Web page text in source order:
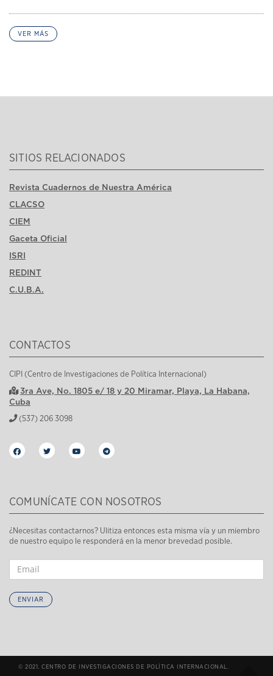
VER MÁS
SITIOS RELACIONADOS
Revista Cuadernos de Nuestra América
CLACSO
CIEM
Gaceta Oficial
ISRI
REDINT
C.U.B.A.
CONTACTOS
CIPI (Centro de Investigaciones de Política Internacional)
3ra Ave, No. 1805 e/ 18 y 20 Miramar, Playa, La Habana,
Cuba
(537) 206 3098
COMUNÍCATE CON NOSOTROS
¿Necesitas contactarnos? Ulitiza entonces esta misma vía y un miembro
de nuestro equipo le responderá en la menor brevedad posible.
ENVIAR
© 2021. CENTRO DE INVESTIGACIONES DE POLÍTICA INTERNACIONAL.